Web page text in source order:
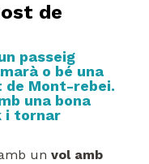
de
passeig
o bé una
de Mont-rebei.
una bona
i tornar
un vol amb